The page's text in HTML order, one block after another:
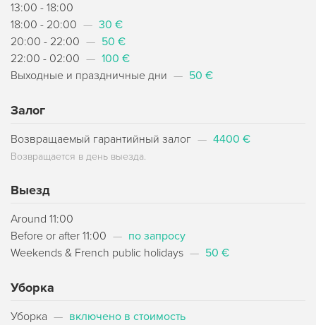
13:00 - 18:00
18:00 - 20:00 — 30 €
20:00 - 22:00 — 50 €
22:00 - 02:00 — 100 €
Выходные и праздничные дни — 50 €
Залог
Возвращаемый гарантийный залог — 4400 €
Возвращается в день выезда.
Выезд
Around 11:00
Before or after 11:00 — по запросу
Weekends & French public holidays — 50 €
Уборка
Уборка — включено в стоимость